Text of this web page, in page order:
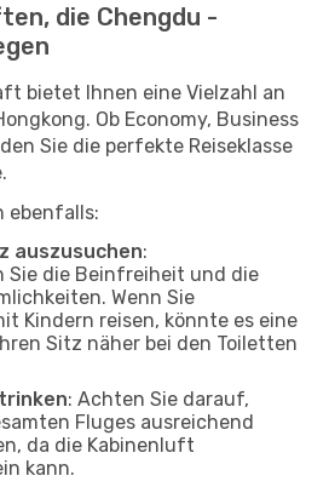
die Chengdu -
bietet Ihnen eine Vielzahl an
Ob Economy, Business
Sie die perfekte Reiseklasse
ebenfalls:
auszusuchen:
Sie die Beinfreiheit und die
Wenn Sie
Kindern reisen, könnte es eine
Sitz näher bei den Toiletten
: Achten Sie darauf,
Fluges ausreichend
da die Kabinenluft
kann.